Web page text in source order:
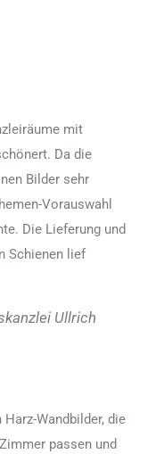
mit
Da die
Bilder sehr
Vorauswahl
Die Lieferung und
Schienen lief
Ullrich
Wandbilder, die
passen und